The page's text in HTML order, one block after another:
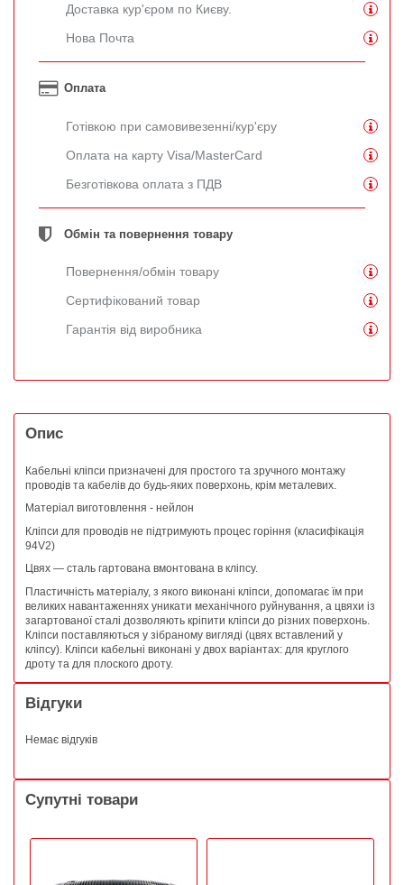
Доставка кур'єром по Києву.
Нова Почта
Оплата
Готівкою при самовивезенні/кур'єру
Оплата на карту Visa/MasterCard
Безготівкова оплата з ПДВ
Обмін та повернення товару
Повернення/обмін товару
Сертифікований товар
Гарантія від виробника
Опис
Кабельні кліпси призначені для простого та зручного монтажу
проводів та кабелів до будь-яких поверхонь, крім металевих.
Матеріал виготовлення - нейлон
Кліпси для проводів не підтримують процес горіння (класифікація
94V2)
Цвях ― сталь гартована вмонтована в кліпсу.
Пластичність матеріалу, з якого виконані кліпси, допомагає їм при
великих навантаженнях уникати механічного руйнування, а цвяхи із
загартованої сталі дозволяють кріпити кліпси до різних поверхонь.
Кліпси поставляються у зібраному вигляді (цвях вставлений у
кліпсу). Кліпси кабельні виконані у двох варіантах: для круглого
дроту та для плоского дроту.
Відгуки
Немає відгуків
Супутні товари